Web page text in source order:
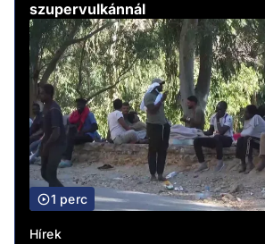
szupervulkánnál
1 perc
Hírek